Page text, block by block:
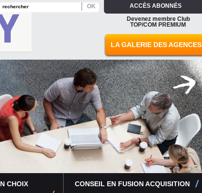
ACCÈS ABONNÉS
LA GALERIE DES AGENCES
Devenez membre Club
TOP/COM PREMIUM
CHOIX CONSEIL EN FUSION ACQUISITION